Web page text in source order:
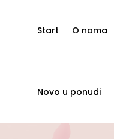
Start O nama
Novo u ponudi